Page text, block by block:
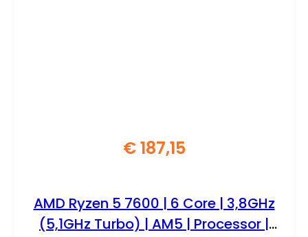
€187,15
AMD Ryzen 5 7600 | 6 Core | 3,8GHz
(5,1GHz Turbo) | AM5 | Processor |